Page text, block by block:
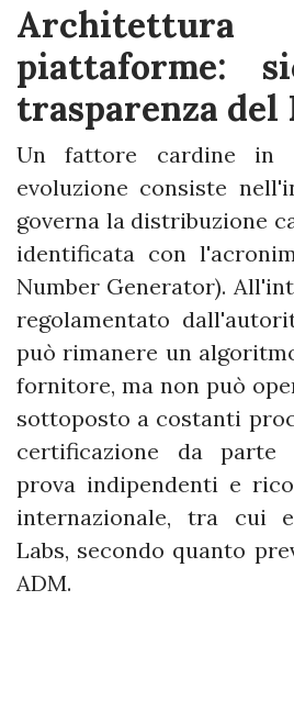
piattaforme:
trasparenza del
Un fattore cardine in
evoluzione consiste
governa la distribuzione
identificata con
Number Generator).
regolamentato
può rimanere un
fornitore, ma non può
sottoposto a costanti
certificazione da
prova indipendenti e
internazionale, tra cui
Labs, secondo quanto
ADM.